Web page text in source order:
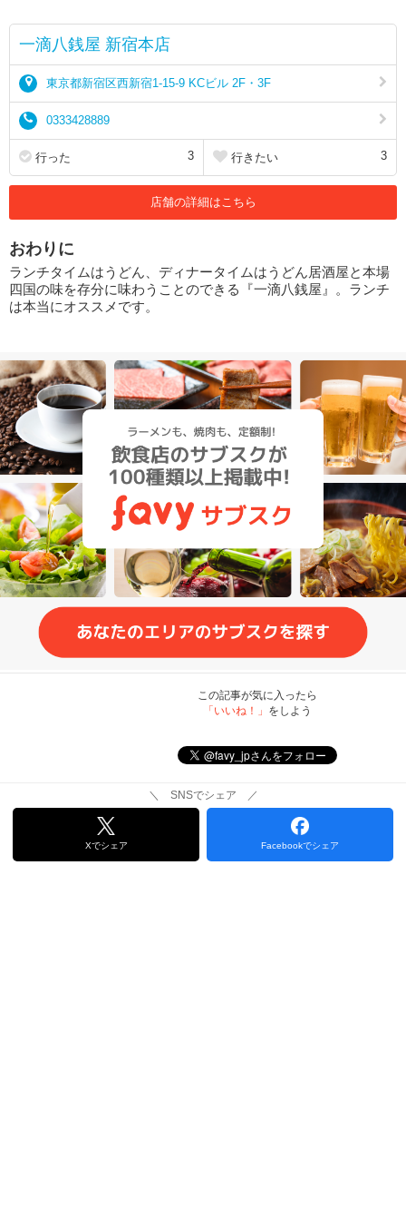
一滴八銭屋 新宿本店
東京都新宿区西新宿1-15-9 KCビル 2F・3F
0333428889
行った 3 行きたい 3
店舗の詳細はこちら
おわりに
ランチタイムはうどん、ディナータイムはうどん居酒屋と本場
四国の味を存分に味わうことのできる『一滴八銭屋』。ランチ
は本当にオススメです。
この記事が気に入ったら
「いいね！」 をしよう
＼ SNSでシェア ／
Xでシェア Facebookでシェア